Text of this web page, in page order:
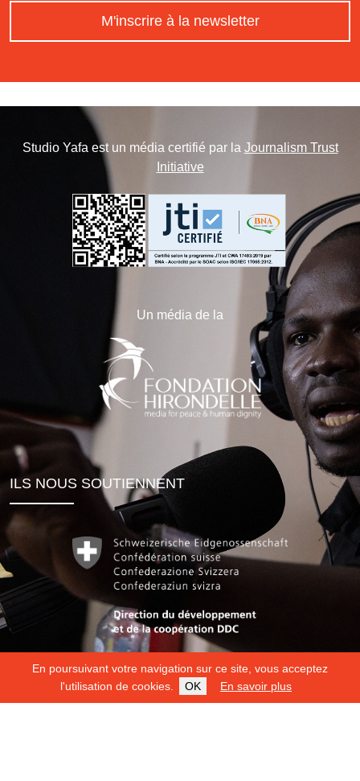
En poursuivant votre navigation sur ce site, vous acceptez
l'utilisation de cookies.
OK En savoir plus
M'inscrire à la newsletter
Studio Yafa est un média certifié par la Journalism Trust
Initiative
Un média de la
ILS NOUS SOUTIENNENT